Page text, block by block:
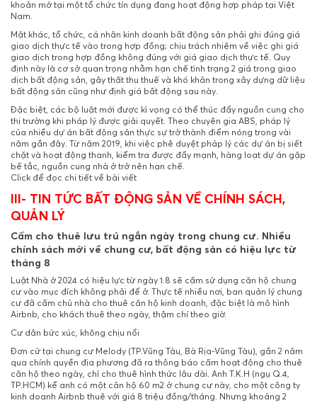
khoản mở tại một tổ chức tín dụng đang hoạt động hợp pháp tại Việt
Nam.
Mặt khác, tổ chức, cá nhân kinh doanh bất động sản phải ghi đúng giá
giao dịch thực tế vào trong hợp đồng; chịu trách nhiệm về việc ghi giá
giao dịch trong hợp đồng không đúng với giá giao dịch thực tế. Quy
định này là cơ sở quan trọng nhằm hạn chế tình trạng 2 giá trong giao
dịch bất động sản, gây thất thu thuế và khó khăn trong xây dựng dữ liệu
bất động sản cũng như định giá bất động sau này.
Đặc biệt, các bộ luật mới được kì vọng có thể thúc đẩy nguồn cung cho
thị trường khi pháp lý được giải quyết. Theo chuyên gia ABS, pháp lý
của nhiều dự án bất động sản thực sự trở thành điểm nóng trong vài
năm gần đây. Từ năm 2019, khi việc phê duyệt pháp lý các dự án bị siết
chặt và hoạt động thanh, kiểm tra được đẩy mạnh, hàng loạt dự án gặp
bế tắc, nguồn cung nhà ở trở nên hạn chế.
Click để đọc chi tiết về bài viết
III- TIN TỨC BẤT ĐỘNG SẢN VỀ CHÍNH SÁCH,
QUẢN LÝ
Cấm cho thuê lưu trú ngắn ngày trong chung cư. Nhiều
chính sách mới về chung cư, bất động sản có hiệu lực từ
tháng 8
Luật Nhà ở 2024 có hiệu lực từ ngày 1.8 sẽ cấm sử dụng căn hộ chung
cư vào mục đích không phải để ở. Thực tế nhiều nơi, ban quản lý chung
cư đã cấm chủ nhà cho thuê căn hộ kinh doanh, đặc biệt là mô hình
Airbnb, cho khách thuê theo ngày, thậm chí theo giờ.
Cư dân bức xúc, không chịu nổi
Đơn cử tại chung cư Melody (TP.Vũng Tàu, Bà Rịa-Vũng Tàu), gần 2 năm
qua chính quyền địa phương đã ra thông báo cấm hoạt động cho thuê
căn hộ theo ngày, chỉ cho thuê hình thức lâu dài. Anh T.K.H (ngụ Q.4,
TP.HCM) kể anh có một căn hộ 60 m2 ở chung cư này, cho một công ty
kinh doanh Airbnb thuê với giá 8 triệu đồng/tháng. Nhưng khoảng 2